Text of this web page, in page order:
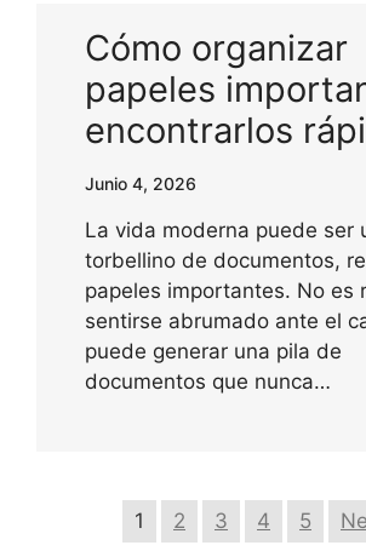
Cómo organizar
papeles
encontrarlos
Junio 4, 2026
La vida moderna puede ser
torbellino de documentos,
papeles importantes. No es
sentirse abrumado ante el
puede generar una pila de
documentos que nunca…
1 2 3 4 5